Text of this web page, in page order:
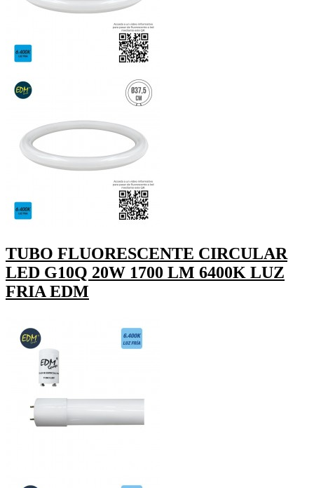
TUBO FLUORESCENTE CIRCULAR
LED G10Q 20W 1700 LM 6400K LUZ
FRIA EDM